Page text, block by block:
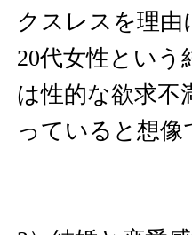
クスレスを理由
20代女性とい
は性的な欲求不
っていると想